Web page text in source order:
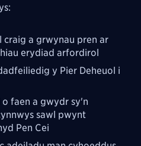
craig a grwynau pren ar
erydiad arfordirol
y Pier Deheuol i
faen a gwydr sy'n
sawl pwynt
Pen Cei